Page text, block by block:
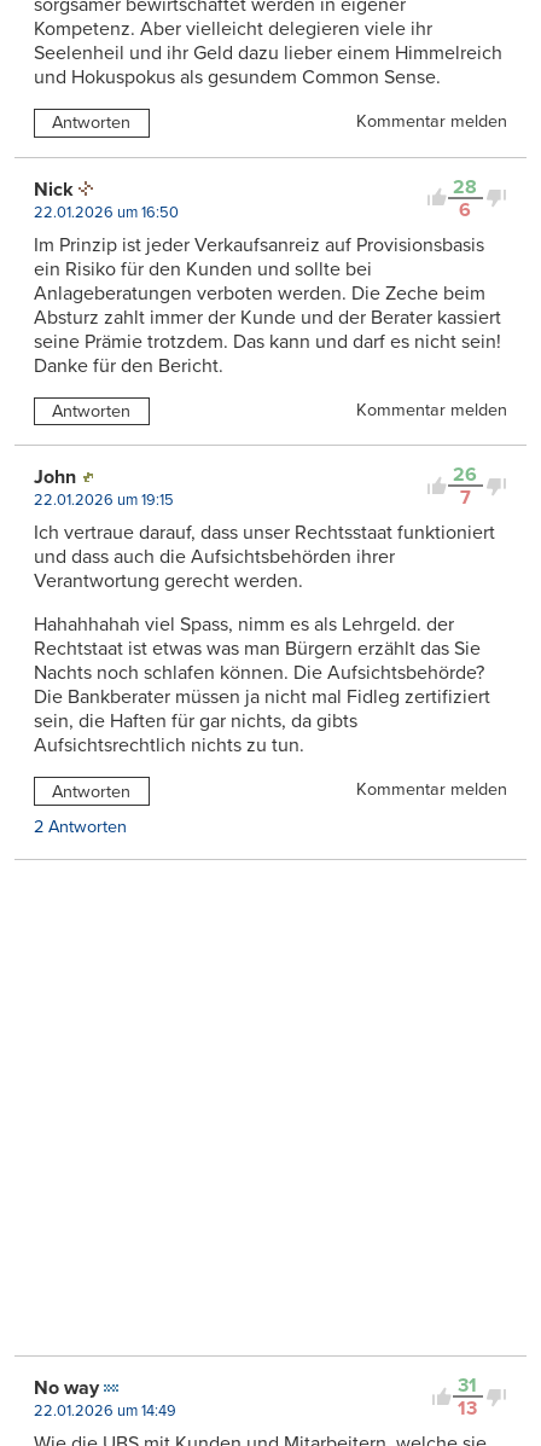
Kompetenz. Aber vielleicht delegieren viele ihr
Seelenheil und ihr Geld dazu lieber einem Himmelreich
und Hokuspokus als gesundem Common Sense.
Antworten Kommentar melden
28
6
Nick
22.01.2026 um 16:50
Im Prinzip ist jeder Verkaufsanreiz auf Provisionsbasis
ein Risiko für den Kunden und sollte bei
Anlageberatungen verboten werden. Die Zeche beim
Absturz zahlt immer der Kunde und der Berater kassiert
seine Prämie trotzdem. Das kann und darf es nicht sein!
Danke für den Bericht.
Antworten Kommentar melden
26
7
John
22.01.2026 um 19:15
Ich vertraue darauf, dass unser Rechtsstaat funktioniert
und dass auch die Aufsichtsbehörden ihrer
Verantwortung gerecht werden.
Hahahhahah viel Spass, nimm es als Lehrgeld. der
Rechtstaat ist etwas was man Bürgern erzählt das Sie
Nachts noch schlafen können. Die Aufsichtsbehörde?
Die Bankberater müssen ja nicht mal Fidleg zertifiziert
sein, die Haften für gar nichts, da gibts
Aufsichtsrechtlich nichts zu tun.
Antworten
Kommentar melden
2 Antworten
31
13
No way
22.01.2026 um 14:49